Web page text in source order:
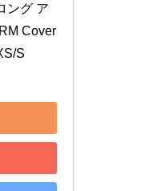
ング ア
Cover
S